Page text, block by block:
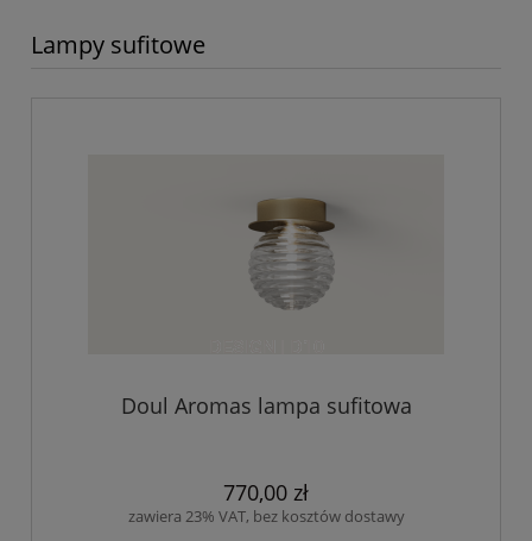
Lampy sufitowe
Doul Aromas lampa sufitowa
770,00 zł
zawiera 23% VAT, bez kosztów dostawy